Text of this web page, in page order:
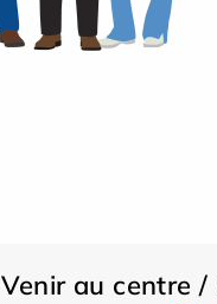
Venir au centre